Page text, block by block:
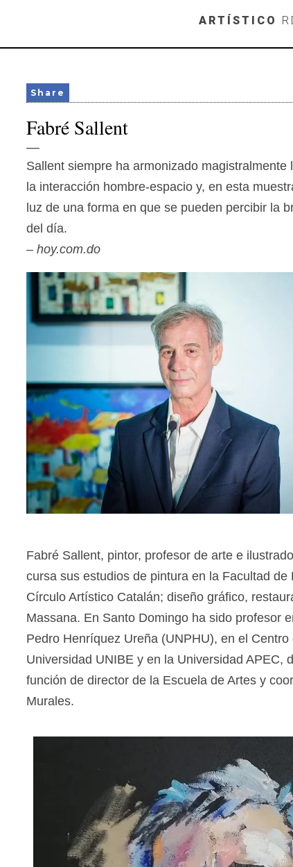
Skip to main
ARTÍSTICO
Share
Fabré Sallent
Sallent siempre ha armonizado magistralmente
la interacción hombre-espacio y, en esta
luz de una forma en que se pueden percibir la
del día.
– hoy.com.do
Fabré Sallent, pintor, profesor de arte e
cursa sus estudios de pintura en la Facultad de
Círculo Artístico Catalán; diseño gráfico,
Massana. En Santo Domingo ha sido profesor
Pedro Henríquez Ureña (UNPHU), en el
Universidad UNIBE y en la Universidad APEC,
función de director de la Escuela de Artes y
Murales.